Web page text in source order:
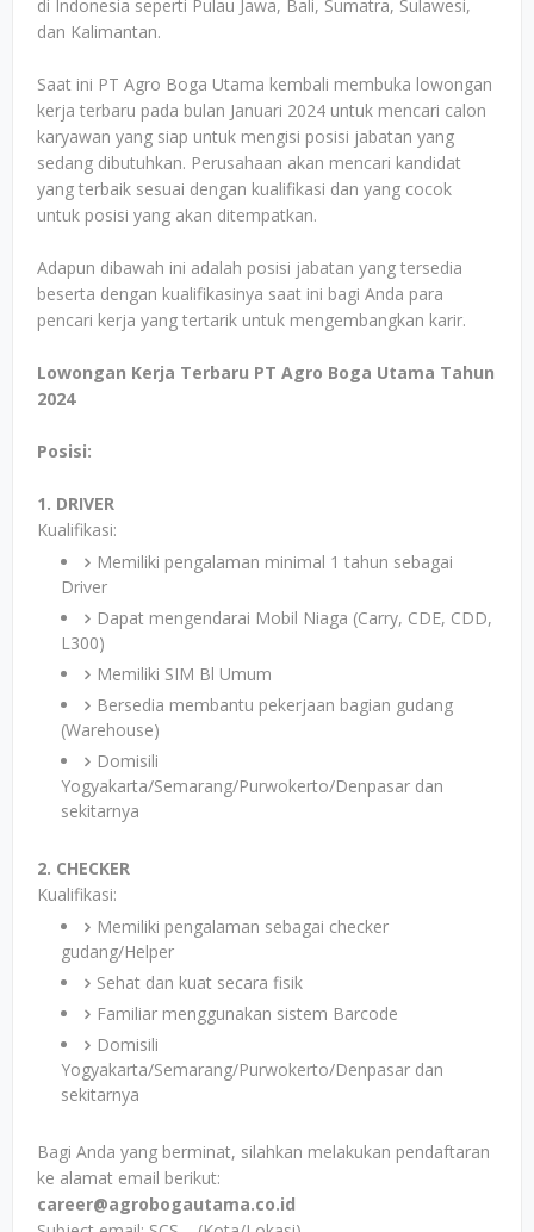
di Indonesia seperti Pulau Jawa, Bali, Sumatra, Sulawesi,
dan Kalimantan.
Saat ini PT Agro Boga Utama kembali membuka lowongan
kerja terbaru pada bulan Januari 2024 untuk mencari calon
karyawan yang siap untuk mengisi posisi jabatan yang
sedang dibutuhkan. Perusahaan akan mencari kandidat
yang terbaik sesuai dengan kualifikasi dan yang cocok
untuk posisi yang akan ditempatkan.
Adapun dibawah ini adalah posisi jabatan yang tersedia
beserta dengan kualifikasinya saat ini bagi Anda para
pencari kerja yang tertarik untuk mengembangkan karir.
Lowongan Kerja Terbaru PT Agro Boga Utama Tahun
2024
Posisi:
1. DRIVER
Kualifikasi:
Memiliki pengalaman minimal 1 tahun sebagai
Driver
Dapat mengendarai Mobil Niaga (Carry, CDE, CDD,
L300)
Memiliki SIM Bl Umum
Bersedia membantu pekerjaan bagian gudang
(Warehouse)
Domisili
Yogyakarta/Semarang/Purwokerto/Denpasar dan
sekitarnya
2. CHECKER
Kualifikasi:
Memiliki pengalaman sebagai checker
gudang/Helper
Sehat dan kuat secara fisik
Familiar menggunakan sistem Barcode
Domisili
Yogyakarta/Semarang/Purwokerto/Denpasar dan
sekitarnya
Bagi Anda yang berminat, silahkan melakukan pendaftaran
ke alamat email berikut:
career@agrobogautama.co.id